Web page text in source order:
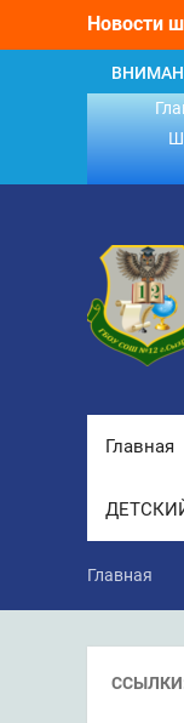
Новости
ШКОЛЫ!
Главная
Главная